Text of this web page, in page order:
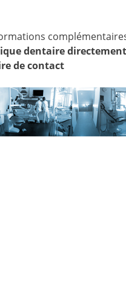
dentaire
de contact